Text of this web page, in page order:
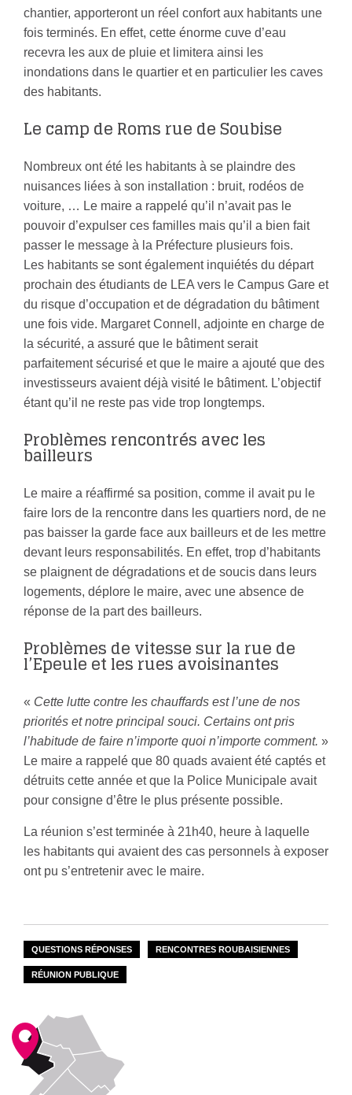
chantier, apporteront un réel confort aux habitants une
fois terminés. En effet, cette énorme cuve d’eau
recevra les aux de pluie et limitera ainsi les
inondations dans le quartier et en particulier les caves
des habitants.
Le camp de Roms rue de Soubise
Nombreux ont été les habitants à se plaindre des
nuisances liées à son installation : bruit, rodéos de
voiture, … Le maire a rappelé qu’il n’avait pas le
pouvoir d’expulser ces familles mais qu’il a bien fait
passer le message à la Préfecture plusieurs fois.
Les habitants se sont également inquiétés du départ
prochain des étudiants de LEA vers le Campus Gare et
du risque d’occupation et de dégradation du bâtiment
une fois vide. Margaret Connell, adjointe en charge de
la sécurité, a assuré que le bâtiment serait
parfaitement sécurisé et que le maire a ajouté que des
investisseurs avaient déjà visité le bâtiment. L’objectif
étant qu’il ne reste pas vide trop longtemps.
Problèmes rencontrés avec les
bailleurs
Le maire a réaffirmé sa position, comme il avait pu le
faire lors de la rencontre dans les quartiers nord, de ne
pas baisser la garde face aux bailleurs et de les mettre
devant leurs responsabilités. En effet, trop d’habitants
se plaignent de dégradations et de soucis dans leurs
logements, déplore le maire, avec une absence de
réponse de la part des bailleurs.
Problèmes de vitesse sur la rue de
l’Epeule et les rues avoisinantes
« Cette lutte contre les chauffards est l’une de nos
priorités et notre principal souci. Certains ont pris
l’habitude de faire n’importe quoi n’importe comment. »
Le maire a rappelé que 80 quads avaient été captés et
détruits cette année et que la Police Municipale avait
pour consigne d’être le plus présente possible.
La réunion s’est terminée à 21h40, heure à laquelle
les habitants qui avaient des cas personnels à exposer
ont pu s’entretenir avec le maire.
QUESTIONS RÉPONSES RENCONTRES ROUBAISIENNES
RÉUNION PUBLIQUE